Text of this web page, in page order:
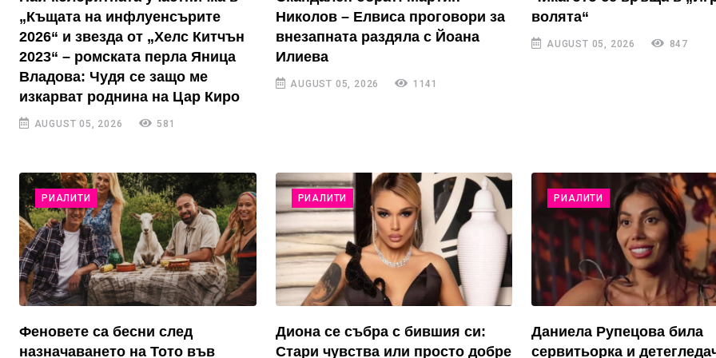
„Къщата на инфлуенсърите
2026“ и звезда от „Хелс Китчън
2023“ – ромската перла Яница
Владова: Чудя се защо ме
изкарват роднина на Цар Киро
AUGUST 05, 2026 581
Николов – Елвиса проговори за
внезапната раздяла с Йоана
Илиева
AUGUST 05, 2026 1141
волята“
AUGUST 05, 2026 847
РИАЛИТИ
Феновете са бесни след
назначаването на Тото във
РИАЛИТИ
Диона се събра с бившия си:
Стари чувства или просто добре
РИАЛИТИ
Даниела Рупецова била
сервитьорка и